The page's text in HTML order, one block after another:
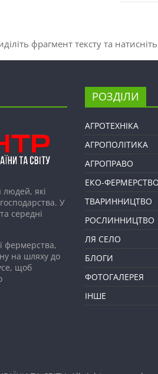
фрагмент тексту та натисніть
які
У
середні
фермерства,
на шляху до
щоб
РОЗДІЛИ
АГРОТЕХНІКА
АГРОПОЛІТИКА
АГРОПРАВО
ЕКО-ФЕРМЕРСТВО
ТВАРИННИЦТВО
РОСЛИННИЦТВО
ЛЯ СЕЛО
БЛОГИ
ФОТОГАЛЕРЕЯ
ІНШЕ